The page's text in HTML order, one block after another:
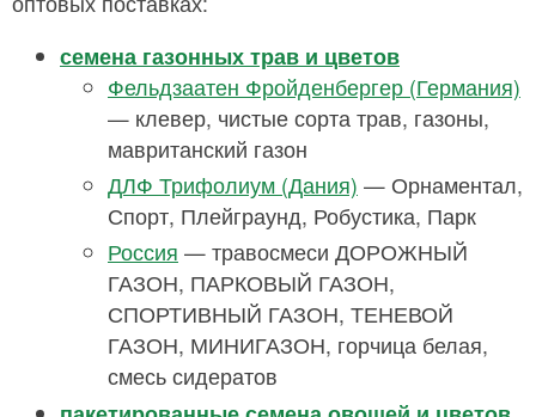
семена газонных трав и цветов
Фельдзаатен Фройденбергер (Германия)
— клевер, чистые сорта трав, газоны,
мавританский газон
ДЛФ Трифолиум (Дания) — Орнаментал,
Спорт, Плейграунд, Робустика, Парк
Россия — травосмеси ДОРОЖНЫЙ
ГАЗОН, ПАРКОВЫЙ ГАЗОН,
СПОРТИВНЫЙ ГАЗОН, ТЕНЕВОЙ
ГАЗОН, МИНИГАЗОН, горчица белая,
смесь сидератов